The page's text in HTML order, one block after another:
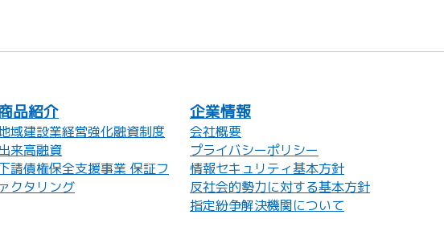
品紹介
域建設業経営強化融資制度
来高融資
請債権保全支援事業 保証フ
ァクタリング
企業情報
会社概要
プライバシーポリシー
情報セキュリティ基本方針
反社会的勢力に対する基本方針
指定紛争解決機関について